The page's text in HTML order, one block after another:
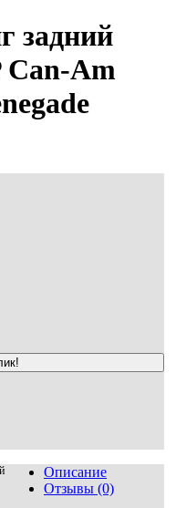
задний
Can-Am
Описание
Отзывы (0)